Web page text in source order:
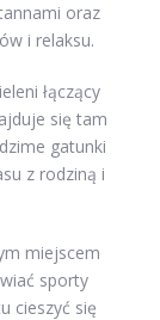
oraz
i relaksu.
łączący
się tam
gatunki
z rodziną i
miejscem
sporty
cieszyć się